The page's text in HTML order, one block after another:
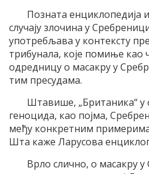
Позната енциклопедија
случају злочина у
употребљава у контексту
трибунала, које помиње као
одредницу о масакру у
тим пресудама.
Штавише, „Британика“
геноцида, као појма,
међу конкретним
Шта каже Ларусова
Врло слично, о масакру